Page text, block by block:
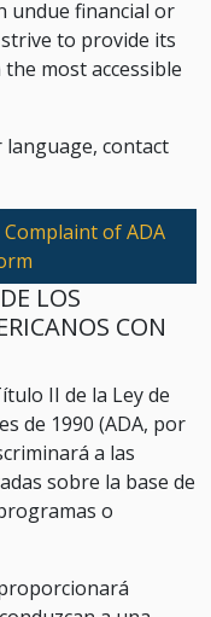
undue financial or
to provide its
most accessible
contact
of ADA
LOS
CON
II de la Ley de
de 1990 (ADA, por
a las
sobre la base de
o